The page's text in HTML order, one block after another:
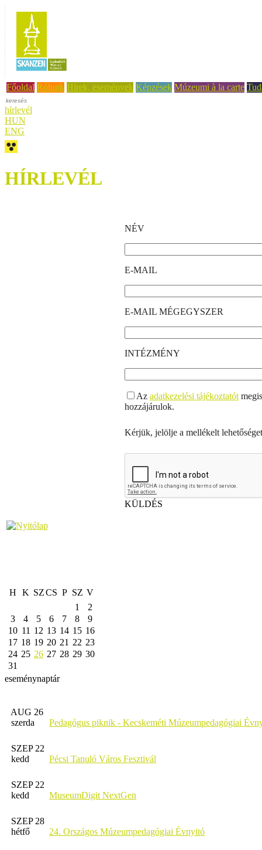
Főoldal Rólunk Hírek, események Képzések Múzeumi à la carte
hírlevél
HUN
ENG
HÍRLEVÉL
NÉV
E-MAIL
E-MAIL MÉGEGYSZER
INTÉZMÉNY
Az adatkezelési tájékoztatót
hozzájárulok.
Kérjük, jelölje a mellékelt
KÜLDÉS
H K SZCS P SZ V
1
2
3
4 5 6 7 8
9
10 11 12 13 14 15 16
17 18 19 20 21 22 23
24 25 26 27 28 29 30
31
eseménynaptár
AUG 26
szerda
Pedagógus piknik - Kecskeméti Múzeumpedagógiai
SZEP 22
kedd
Pécsi Tanuló Város Fesztivál
SZEP 22
kedd
MuseumDigit NextGen
SZEP 28
hétfő
24. Országos Múzeumpedagógiai Évnyitó